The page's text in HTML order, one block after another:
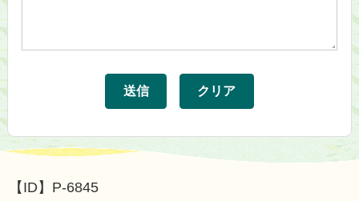
【ID】 P-6845